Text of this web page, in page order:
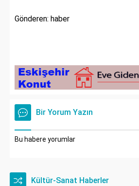
Gönderen: haber
Bir Yorum Yazın
Bu habere yorumlar
Kültür-Sanat Haberler